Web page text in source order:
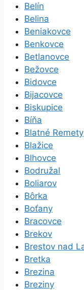
Belín
Belina
Beniakovce
Benkovce
Betlanovce
Bežovce
Bidovce
Bijacovce
Biskupice
Bíňa
Blatné Remety
Blažice
Blhovce
Bodružal
Boliarov
Bôrka
Boťany
Bracovce
Brekov
Brestov nad
Bretka
Brezina
Breziny